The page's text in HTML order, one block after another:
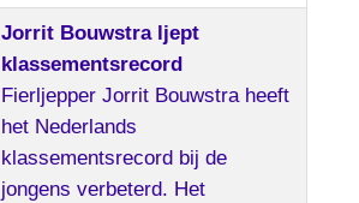
Jorrit Bouwstra ljept
klassementsrecord
Fierljepper Jorrit Bouwstra heeft
het Nederlands
klassementsrecord bij de
jongens verbeterd. Het